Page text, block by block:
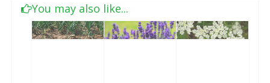
You may also like...